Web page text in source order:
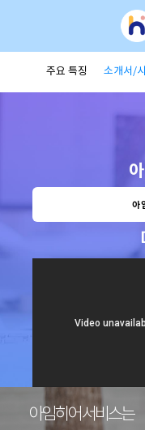
주요 특징 소개서/
아
아임히어 서비스는